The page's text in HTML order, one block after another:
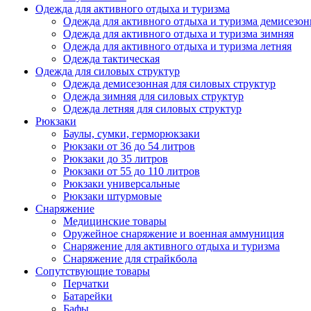
Одежда для активного отдыха и туризма
Одежда для активного отдыха и туризма
Одежда для активного отдыха и туризма зимняя
Одежда для активного отдыха и туризма летняя
Одежда тактическая
Одежда для силовых структур
Одежда демисезонная для силовых структур
Одежда зимняя для силовых структур
Одежда летняя для силовых структур
Рюкзаки
Баулы, сумки, герморюкзаки
Рюкзаки от 36 до 54 литров
Рюкзаки до 35 литров
Рюкзаки от 55 до 110 литров
Рюкзаки универсальные
Рюкзаки штурмовые
Снаряжение
Медицинские товары
Оружейное снаряжение и военная аммуниция
Снаряжение для активного отдыха и туризма
Снаряжение для страйкбола
Сопутствующие товары
Перчатки
Батарейки
Бафы